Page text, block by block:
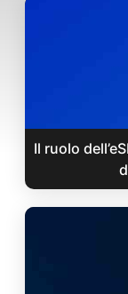
Il ruolo